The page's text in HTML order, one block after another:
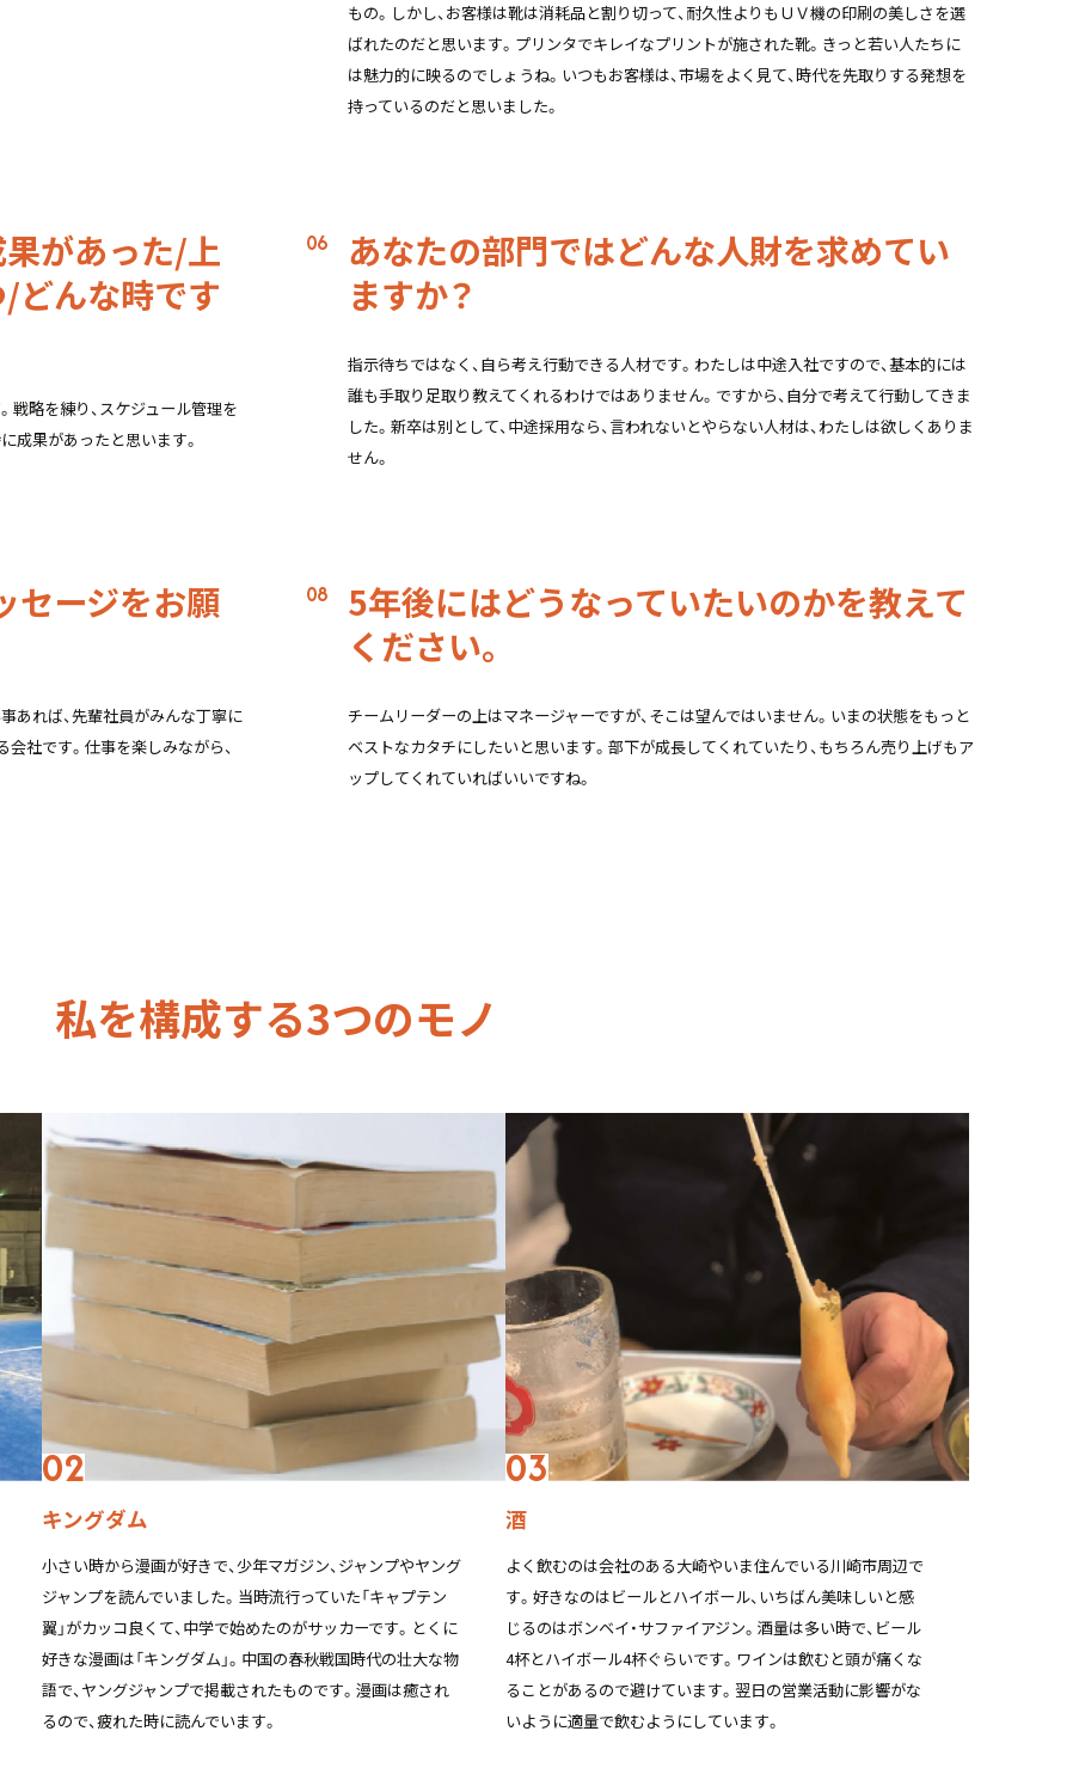
もの。しかし、お客様は靴は消耗品と割り切って、耐久性よりもＵＶ機の印刷の美しさを選
ばれたのだと思います。プリンタでキレイなプリントが施された靴。きっと若い人たちに
は魅力的に映るのでしょうね。いつもお客様は、市場をよく見て、時代を先取りする発想を
持っているのだと思いました。
果があった/上
どんな時です
戦略を練り、スケジュール管理を
成果があったと思います。
あなたの部門ではどんな人財を求めてい
ますか？
指示待ちではなく、自ら考え行動できる人材です。わたしは中途入社ですので、基本的には
誰も手取り足取り教えてくれるわけではありません。ですから、自分で考えて行動してきま
した。新卒は別として、中途採用なら、言われないとやらない人材は、わたしは欲しくありま
せん。
セージをお願
あれば、先輩社員がみんな丁寧に
社です。仕事を楽しみながら、
5年後にはどうなっていたいのかを教えて
ください。
チームリーダーの上はマネージャーですが、そこは望んではいません。いまの状態をもっと
ベストなカタチにしたいと思います。部下が成長してくれていたり、もちろん売り上げもア
ップしてくれていればいいですね。
私を構成する3つのモノ
キングダム
小さい時から漫画が好きで、少年マガジン、ジャンプやヤング
ジャンプを読んでいました。当時流行っていた「キャプテン
翼」がカッコ良くて、中学で始めたのがサッカーです。とくに
好きな漫画は「キングダム」。中国の春秋戦国時代の壮大な物
語で、ヤングジャンプで掲載されたものです。漫画は癒され
るので、疲れた時に読んでいます。
酒
よく飲むのは会社のある大崎やいま住んでいる川崎市周辺で
す。好きなのはビールとハイボール、いちばん美味しいと感
じるのはボンベイ・サファイアジン。酒量は多い時で、ビール
4杯とハイボール4杯ぐらいです。ワインは飲むと頭が痛くな
ることがあるので避けています。翌日の営業活動に影響がな
いように適量で飲むようにしています。